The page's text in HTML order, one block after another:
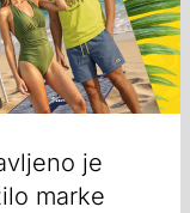
je
marke